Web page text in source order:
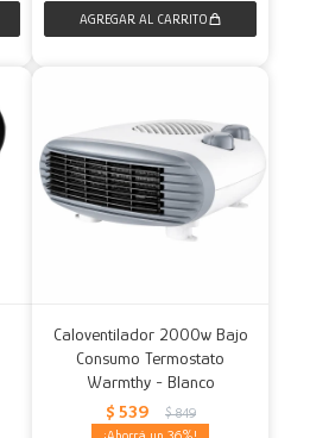
Caloventilador 2000w Bajo
Consumo Termostato
Warmthy - Blanco
$ 539 $ 849